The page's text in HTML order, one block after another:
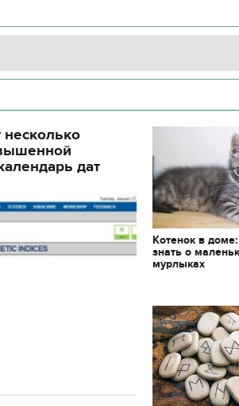
дат
Котенок в
знать о
мурлыках
декорации к